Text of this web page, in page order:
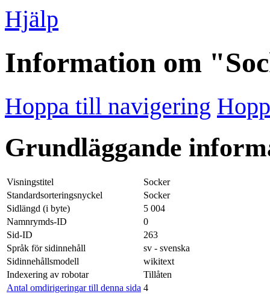
Hjälp
Information om
Hoppa till navigering
Grundläggande
Visningstitel
Socker
Standardsorteringsnyckel
Socker
Sidlängd (i byte)
5 004
Namnrymds-ID
0
Sid-ID
263
Språk för sidinnehåll
sv - svenska
Sidinnehållsmodell
wikitext
Indexering av robotar
Tillåten
Antal omdirigeringar till denna sida 4